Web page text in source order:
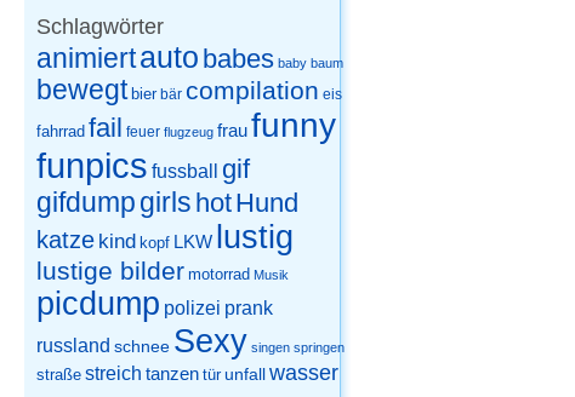
Schlagwörter
animiertauto babes baby baum
bewegt bier bär compilation eis
fahrrad fail feuer flugzeug fraufunny
funpics fussball gif
gifdump girls hotHund
katze kind kopf LKW lustig
lustige bilder motorrad Musik
picdump polizei prank
russland schnee Sexy singen springen
straße streich tanzen tür unfallwasser